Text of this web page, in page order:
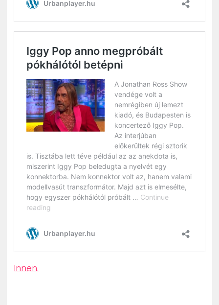
Innen.